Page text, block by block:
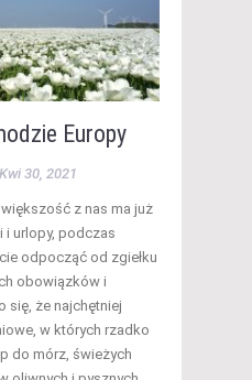
Europy
Kwi 30, 2021
z nas ma już
i urlopy, podczas
odpocząć od zgiełku
obowiązków i
się, że najchętniej
w których rzadko
do mórz, świeżych